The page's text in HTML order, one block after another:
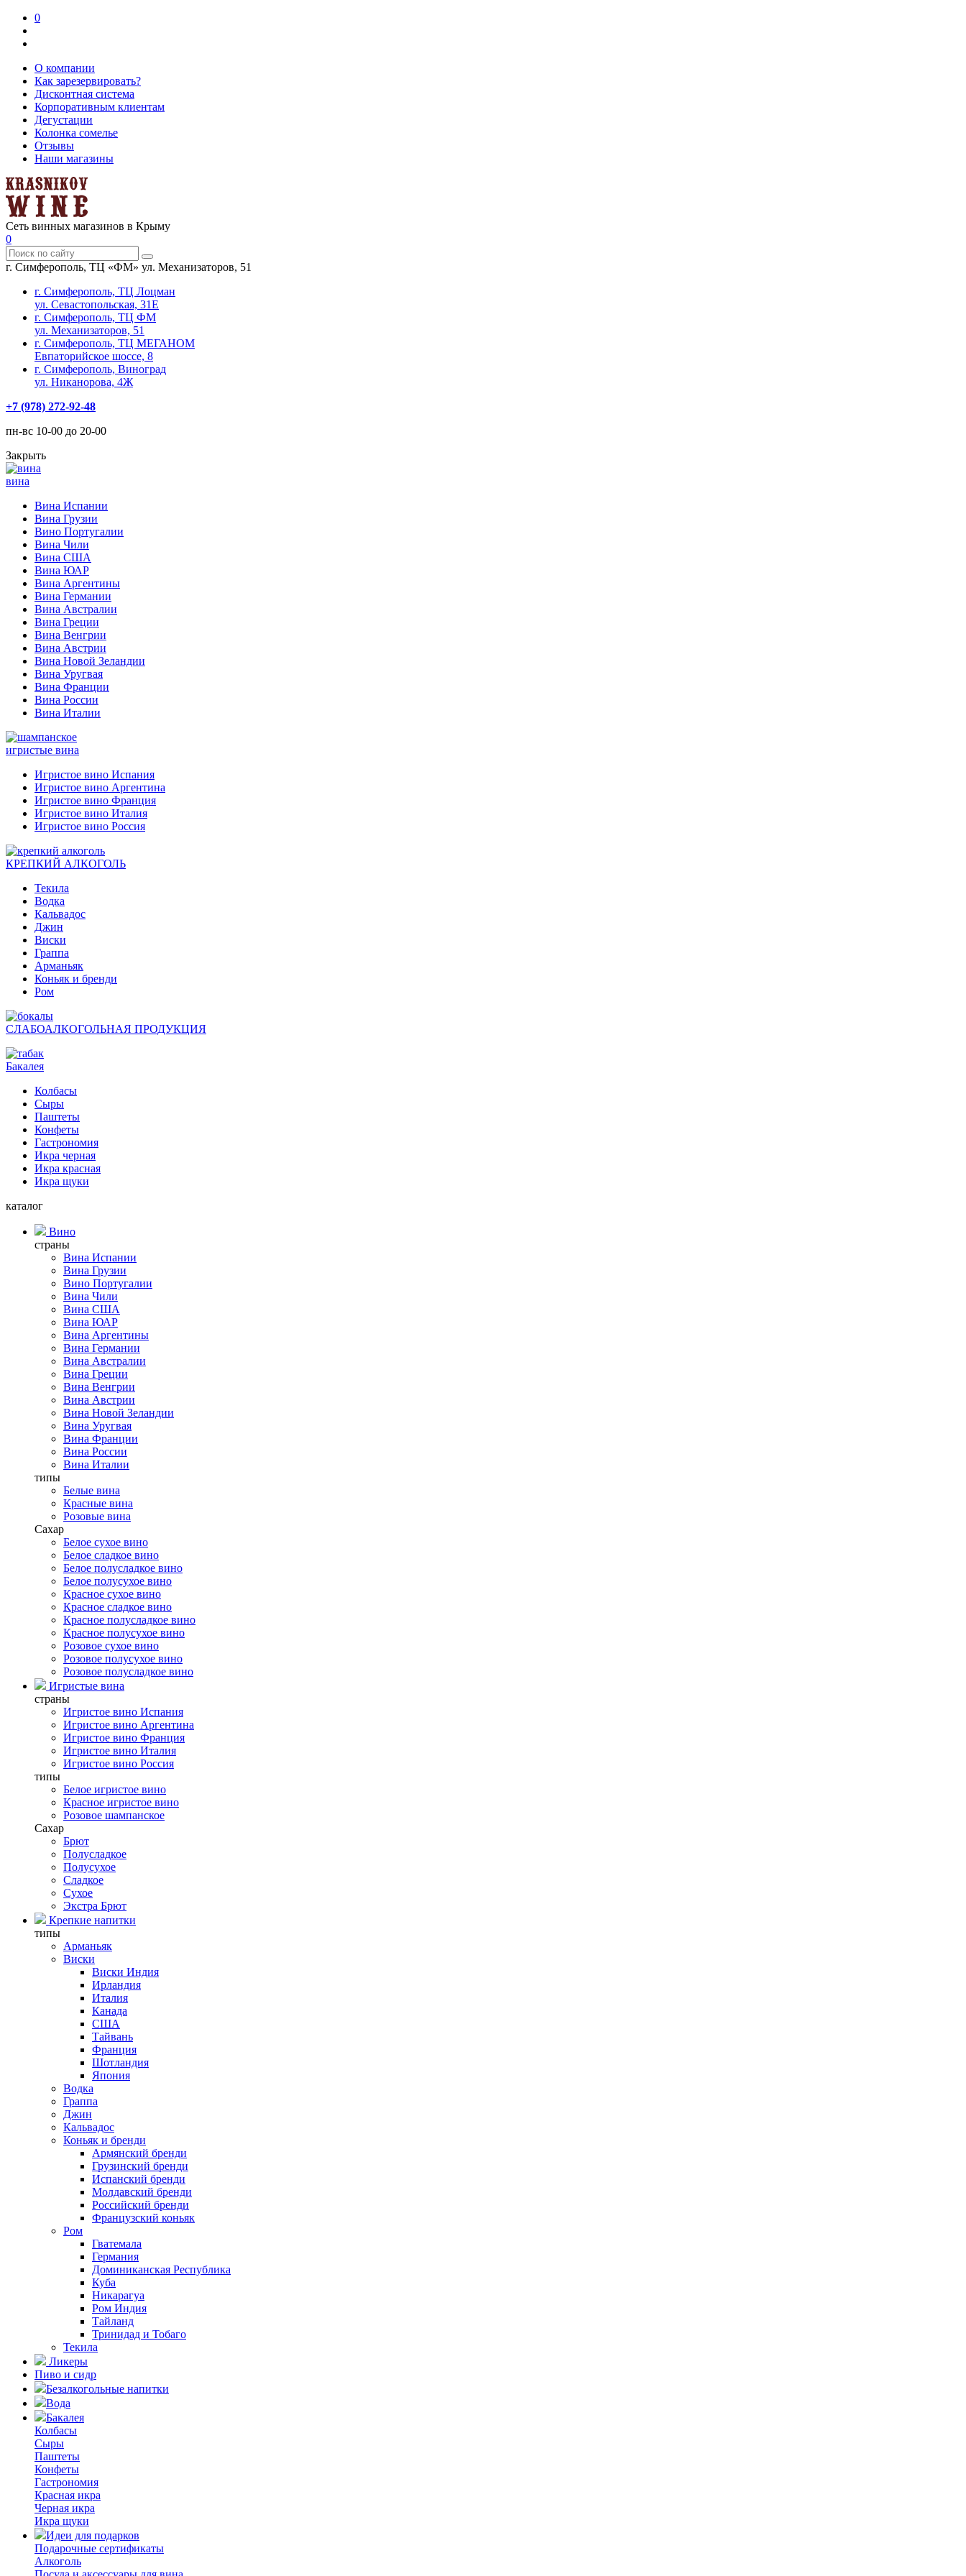
0
О компании
Как зарезервировать?
Дисконтная система
Корпоративным клиентам
Дегустации
Колонка сомелье
Отзывы
Наши магазины
Сеть винных магазинов в Крыму
0
г. Симферополь, ТЦ «ФМ» ул. Механизаторов, 51
г. Симферополь, ТЦ Лоцман
ул. Севастопольская, 31Е
г. Симферополь, ТЦ ФМ
ул. Механизаторов, 51
г. Симферополь, ТЦ МЕГАНОМ
Евпаторийское шоссе, 8
г. Симферополь, Виноград
ул. Никанорова, 4Ж
+7 (978) 272-92-48
пн-вс 10-00 до 20-00
Закрыть
вина
Вина Испании
Вина Грузии
Вино Португалии
Вина Чили
Вина США
Вина ЮАР
Вина Аргентины
Вина Германии
Вина Австралии
Вина Греции
Вина Венгрии
Вина Австрии
Вина Новой Зеландии
Вина Уругвая
Вина Франции
Вина России
Вина Италии
игристые вина
Игристое вино Испания
Игристое вино Аргентина
Игристое вино Франция
Игристое вино Италия
Игристое вино Россия
КРЕПКИЙ АЛКОГОЛЬ
Текила
Водка
Кальвадос
Джин
Виски
Граппа
Арманьяк
Коньяк и бренди
Ром
СЛАБОАЛКОГОЛЬНАЯ ПРОДУКЦИЯ
Бакалея
Колбасы
Сыры
Паштеты
Конфеты
Гастрономия
Икра черная
Икра красная
Икра щуки
каталог
Вино
страны
Вина Испании
Вина Грузии
Вино Португалии
Вина Чили
Вина США
Вина ЮАР
Вина Аргентины
Вина Германии
Вина Австралии
Вина Греции
Вина Венгрии
Вина Австрии
Вина Новой Зеландии
Вина Уругвая
Вина Франции
Вина России
Вина Италии
типы
Белые вина
Красные вина
Розовые вина
Сахар
Белое сухое вино
Белое сладкое вино
Белое полусладкое вино
Белое полусухое вино
Красное сухое вино
Красное сладкое вино
Красное полусладкое вино
Красное полусухое вино
Розовое сухое вино
Розовое полусухое вино
Розовое полусладкое вино
Игристые вина
страны
Игристое вино Испания
Игристое вино Аргентина
Игристое вино Франция
Игристое вино Италия
Игристое вино Россия
типы
Белое игристое вино
Красное игристое вино
Розовое шампанское
Сахар
Брют
Полусладкое
Полусухое
Сладкое
Сухое
Экстра Брют
Крепкие напитки
типы
Арманьяк
Виски
Виски Индия
Ирландия
Италия
Канада
США
Тайвань
Франция
Шотландия
Япония
Водка
Граппа
Джин
Кальвадос
Коньяк и бренди
Армянский бренди
Грузинский бренди
Испанский бренди
Молдавский бренди
Российский бренди
Французский коньяк
Ром
Гватемала
Германия
Доминиканская Республика
Куба
Никарагуа
Ром Индия
Тайланд
Тринидад и Тобаго
Текила
Ликеры
Пиво и сидр
Безалкогольные напитки
Вода
Бакалея
Колбасы
Сыры
Паштеты
Конфеты
Гастрономия
Красная икра
Черная икра
Икра щуки
Идеи для подарков
Подарочные сертификаты
Алкоголь